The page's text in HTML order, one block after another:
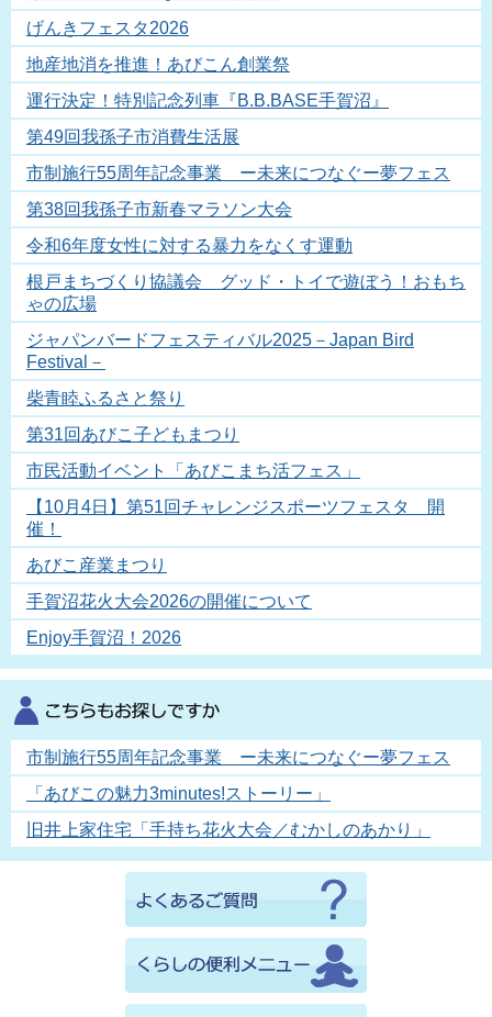
げんきフェスタ2026
地産地消を推進！あびこん創業祭
運行決定！特別記念列車『B.B.BASE手賀沼』
第49回我孫子市消費生活展
市制施行55周年記念事業 ー未来につなぐー夢フェス
第38回我孫子市新春マラソン大会
令和6年度女性に対する暴力をなくす運動
根戸まちづくり協議会 グッド・トイで遊ぼう！おもち
ゃの広場
ジャパンバードフェスティバル2025－Japan Bird
Festival－
柴青睦ふるさと祭り
第31回あびこ子どもまつり
市民活動イベント「あびこまち活フェス」
【10月4日】第51回チャレンジスポーツフェスタ 開
催！
あびこ産業まつり
手賀沼花火大会2026の開催について
Enjoy手賀沼！2026
市制施行55周年記念事業 ー未来につなぐー夢フェス
「あびこの魅力3minutes!ストーリー」
旧井上家住宅「手持ち花火大会／むかしのあかり」